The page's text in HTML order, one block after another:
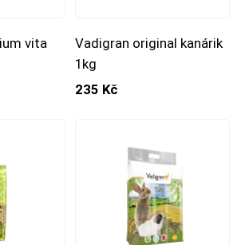
vita
Vadigran original kanárik
1kg
235 Kč